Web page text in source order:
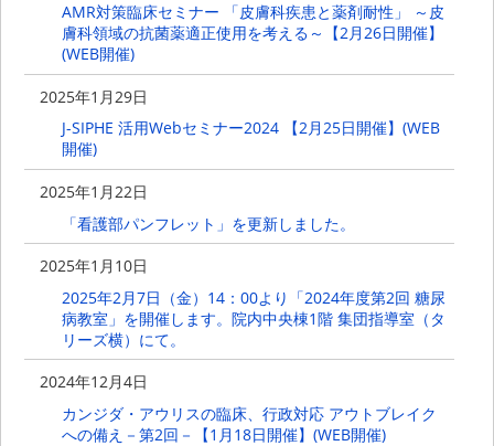
AMR対策臨床セミナー 「皮膚科疾患と薬剤耐性」 ～皮
膚科領域の抗菌薬適正使用を考える～【2月26日開催】
(WEB開催)
2025年1月29日
J-SIPHE 活用Webセミナー2024 【2月25日開催】(WEB
開催)
2025年1月22日
「看護部パンフレット」を更新しました。
2025年1月10日
2025年2月7日（金）14：00より「2024年度第2回 糖尿
病教室」を開催します。院内中央棟1階 集団指導室（タ
リーズ横）にて。
2024年12月4日
カンジダ・アウリスの臨床、行政対応 アウトブレイク
への備え－第2回－【1月18日開催】(WEB開催)